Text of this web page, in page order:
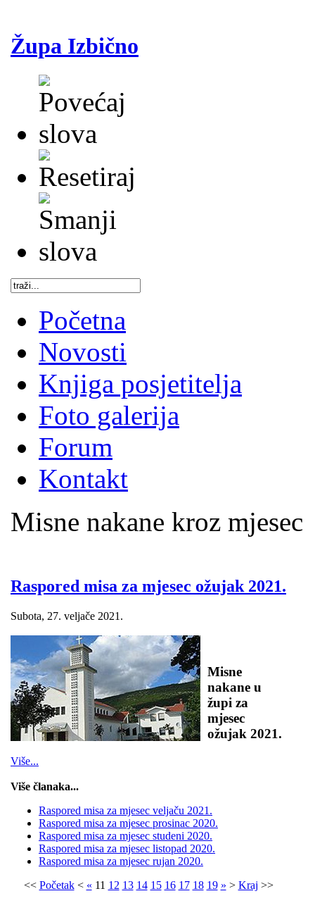
Župa Izbično
Početna
Novosti
Knjiga posjetitelja
Foto galerija
Forum
Kontakt
Misne nakane kroz mjesec
Raspored misa za mjesec ožujak 2021.
Subota, 27. veljače 2021.
Misne
nakane u
župi za
mjesec
ožujak 2021.
Više...
Više članaka...
Raspored misa za mjesec veljaču 2021.
Raspored misa za mjesec prosinac 2020.
Raspored misa za mjesec studeni 2020.
Raspored misa za mjesec listopad 2020.
Raspored misa za mjesec rujan 2020.
<< Početak< « 11 12 13 14 15 16 17 18 19 » > Kraj >>